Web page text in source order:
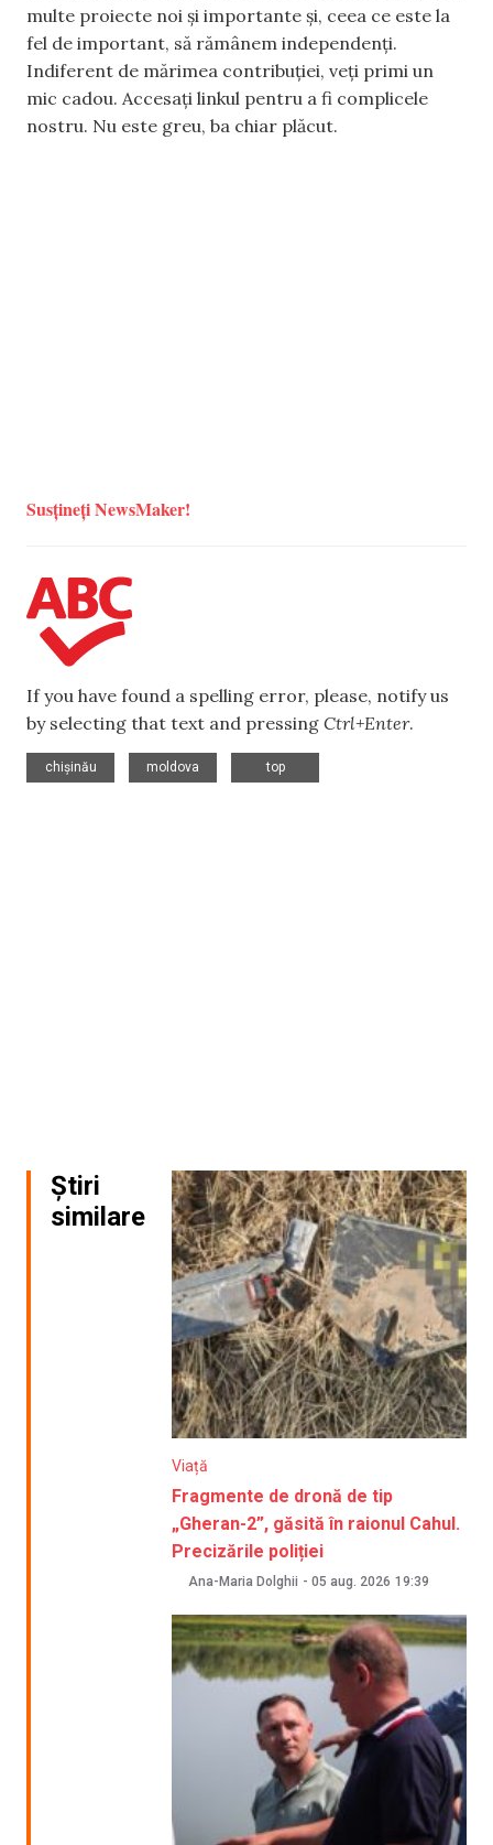
multe proiecte noi și importante și, ceea ce este la
fel de important, să rămânem independenți.
Indiferent de mărimea contribuției, veți primi un
mic cadou. Accesați linkul pentru a fi complicele
nostru. Nu este greu, ba chiar plăcut.
Susțineți NewsMaker!
If you have found a spelling error, please, notify us
by selecting that text and pressing Ctrl+Enter.
chișinău
moldova
top
Știri
similare
Viață
Fragmente de dronă de tip
„Gheran-2”, găsită în raionul Cahul.
Precizările poliției
Ana-Maria Dolghii - 05 aug. 2026 19:39